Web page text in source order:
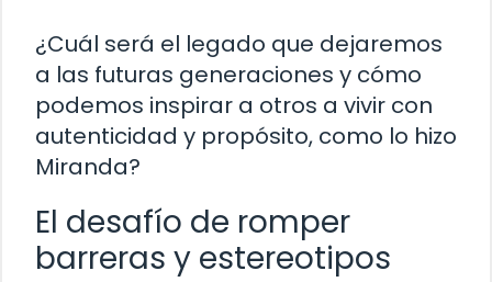
¿Cuál será el legado que dejaremos
a las futuras generaciones y cómo
podemos inspirar a otros a vivir con
autenticidad y propósito, como lo hizo
Miranda?
El desafío de romper
barreras y estereotipos